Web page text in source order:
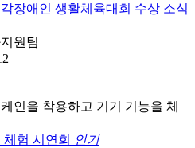
장애인 생활체육대회 수상 소식
원팀
체험 시연회
인기